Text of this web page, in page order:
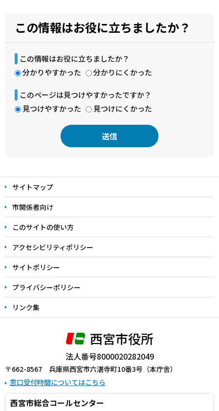
この情報はお役に立ちましたか？
この情報はお役に立ちましたか？
分かりやすかった
分かりにくかった
このページは見つけやすかったですか？
見つけやすかった
見つけにくかった
文
こ
こ
ま
で
サイトマップ
市関係者向け
このサイトの使い方
アクセシビリティポリシー
サイトポリシー
プライバシーポリシー
リンク集
西宮市役所
法人番号8000020282049
〒662-8567 兵庫県西宮市六湛寺町10番3号（本庁舎）
窓口受付時間についてはこちら
西宮市総合コールセンター